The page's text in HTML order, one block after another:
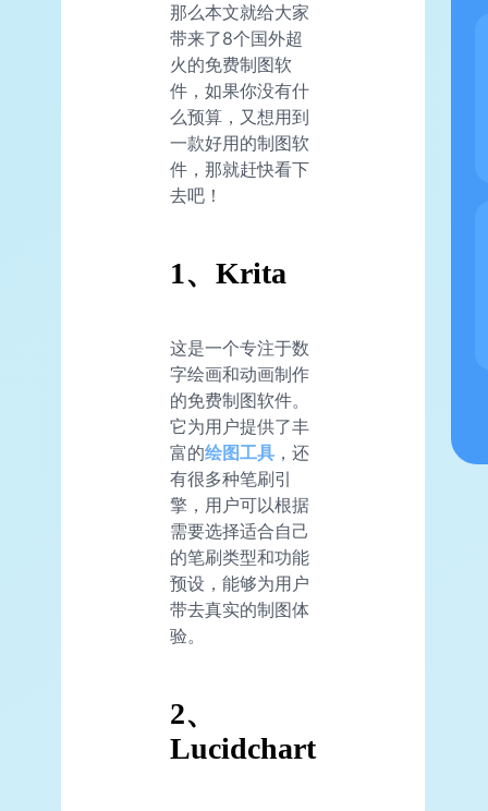
那么本文就给大家
带来了8个国外超
火的免费制图软
件，如果你没有什
么预算，又想用到
一款好用的制图软
件，那就赶快看下
去吧！
1、Krita
这是一个专注于数
字绘画和动画制作
的免费制图软件。
它为用户提供了丰
富的绘图工具 ，还
有很多种笔刷引
擎，用户可以根据
需要选择适合自己
的笔刷类型和功能
预设，能够为用户
带去真实的制图体
验。
2、
Lucidchart